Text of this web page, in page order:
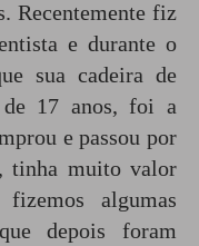
Recentemente fiz
e durante o
sua cadeira de
de 17 anos, foi a
e passou por
tinha muito valor
algumas
depois foram